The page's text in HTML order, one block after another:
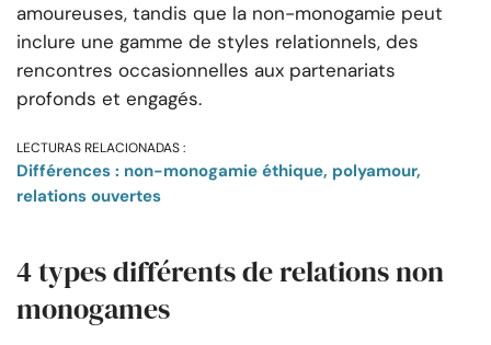
amoureuses, tandis que la non-monogamie peut
inclure une gamme de styles relationnels, des
rencontres occasionnelles aux partenariats
profonds et engagés.
LECTURAS RELACIONADAS :
Différences : non-monogamie éthique, polyamour,
relations ouvertes
4 types différents de relations non
monogames